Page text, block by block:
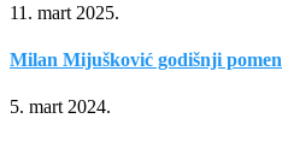
11. mart 2025.
Milan Mijušković godišnji pomen
5. mart 2024.